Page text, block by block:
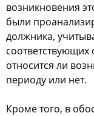
возникновения
были
должника,
соответствующих
относится ли
периоду или нет.
Кроме того, в